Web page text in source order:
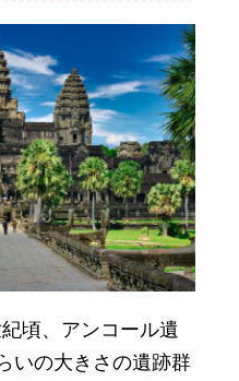
頃、アンコール遺
いの大きさの遺跡群